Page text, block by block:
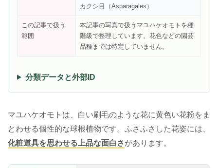
カクシ目（Asparagales）
この記事で扱う
範囲
本記事の写真で扱うマユハケオモトを種
階級で整理しています。花色などの園芸
品種までは特定していません。
分類データと外部ID
マユハケオモトは、白い刷毛のような花に黄色い花粉をま
とわせる個性的な球根植物です。ふさふさした花姿には、
化粧道具を思わせる上品な面白さがあります。